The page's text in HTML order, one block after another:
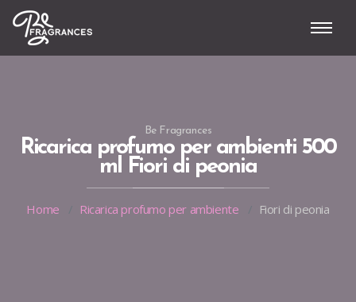
Be Fragrances
Ricarica profumo per ambienti 500
ml Fiori di peonia
Home Ricarica profumo per ambiente Fiori di peonia